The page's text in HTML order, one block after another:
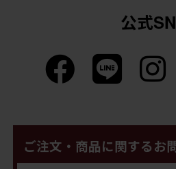
公式
ご注文・商品に関するお